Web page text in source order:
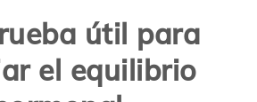
útil para
el equilibrio